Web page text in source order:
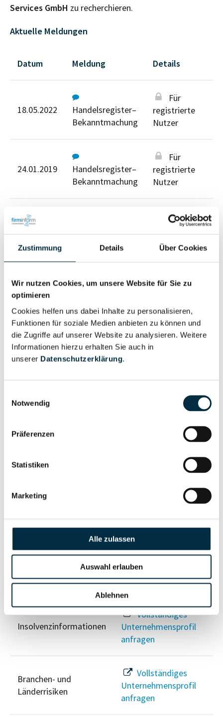
Zustimmung Details Über Cookies
Wir nutzen Cookies, um unsere Website für Sie zu
optimieren
Cookies helfen uns dabei Inhalte zu personalisieren,
Funktionen für soziale Medien anbieten zu können und
die Zugriffe auf unserer Website zu analysieren. Weitere
Informationen hierzu erhalten Sie auch in
unserer Datenschutzerklärung.
Notwendig
Präferenzen
Statistiken
Marketing
Alle zulassen
Auswahl erlauben
Ablehnen
Services GmbH zu recherchieren.
Aktuelle Meldungen
Datum Meldung Details
18.05.2022
Handelsregister–
Bekanntmachung
Für
registrierte
Nutzer
24.01.2019
Handelsregister–
Bekanntmachung
Für
registrierte
Nutzer
Für registrierte Nutzer
Eigentums- und Kontrollstruktur
Gesellschafterstruktur
Vollständiges
Unternehmensprofil
Unternehmensnetzwerk
Unternehmensprofil
Berechtigten Pfad
Unternehmensprofil
Vollständiges
Unternehmensprofil
anfragen
Insolvenzinformationen
Vollständiges
Unternehmensprofil
anfragen
Branchen- und
Länderrisiken
Vollständiges
Unternehmensprofil
anfragen